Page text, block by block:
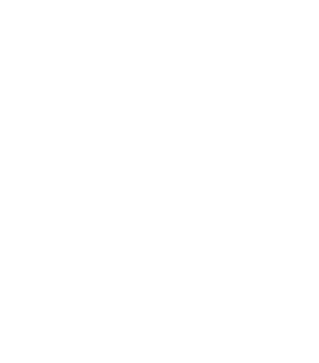
50% volume &